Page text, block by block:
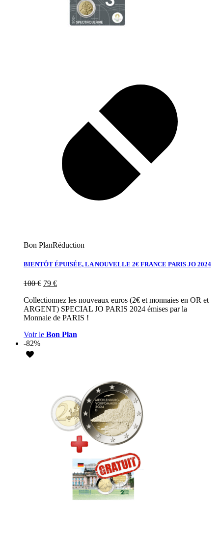
Bon PlanRéduction
BIENTÔT ÉPUISÉE, LA NOUVELLE 2€ FRANCE PARIS JO 2024
100€ 79 €
Collectionnez les nouveaux euros (2€ et monnaies en OR et
ARGENT) SPECIAL JO PARIS 2024 émises par la
Monnaie de PARIS !
Voir le Bon Plan
-82%